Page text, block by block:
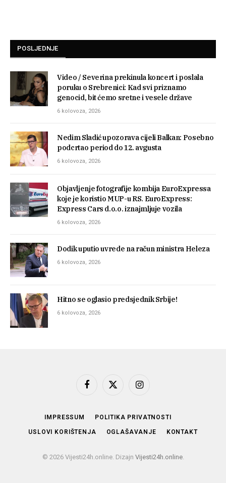
POSLJEDNJE
Video / Severina prekinula koncert i poslala
poruku o Srebrenici: Kad svi priznamo
genocid, bit ćemo sretne i vesele države
6 kolovoza, 2026
Nedim Sladić upozorava cijeli Balkan: Posebno
podcrtao period do 12. avgusta
6 kolovoza, 2026
Objavljenje fotografije kombija EuroExpressa
koje je koristio MUP-u RS. EuroExpress:
Express Cars d.o.o. iznajmljuje vozila
6 kolovoza, 2026
Dodik uputio uvrede na račun ministra Heleza
6 kolovoza, 2026
Hitno se oglasio predsjednik Srbije!
6 kolovoza, 2026
Facebook
X
Instagram
IMPRESSUM POLITIKA PRIVATNOSTI
USLOVI KORIŠTENJA OGLAŠAVANJE KONTAKT
© 2026 Vijesti24h.online. Dizajn Vijesti24h.online.